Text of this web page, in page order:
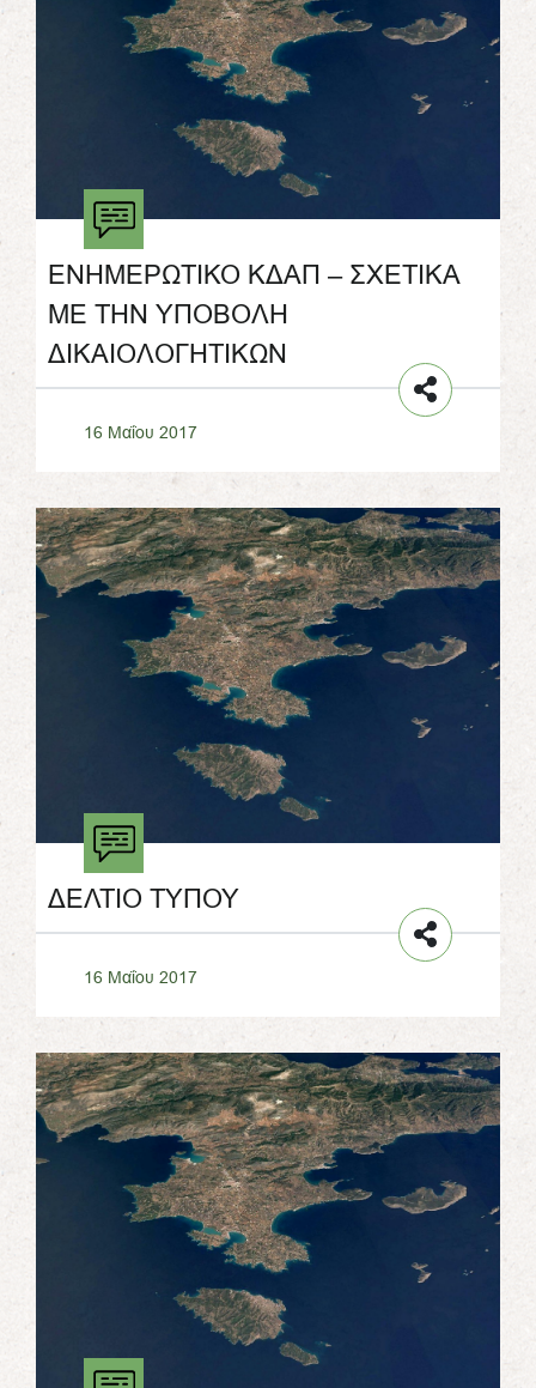
ΕΝΗΜΕΡΩΤΙΚΟ ΚΔΑΠ – ΣΧΕΤΙΚΑ
ΜΕ ΤΗΝ ΥΠΟΒΟΛΗ
ΔΙΚΑΙΟΛΟΓΗΤΙΚΩΝ
16 Μαΐου 2017
ΔΕΛΤΙΟ ΤΥΠΟΥ
16 Μαΐου 2017